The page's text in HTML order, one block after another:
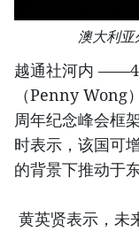
澳大利
越通社河内 ——4
（Penny Wong
周年纪念峰会框
时表示，该国可
的背景下推动于
黄英贤表示，未